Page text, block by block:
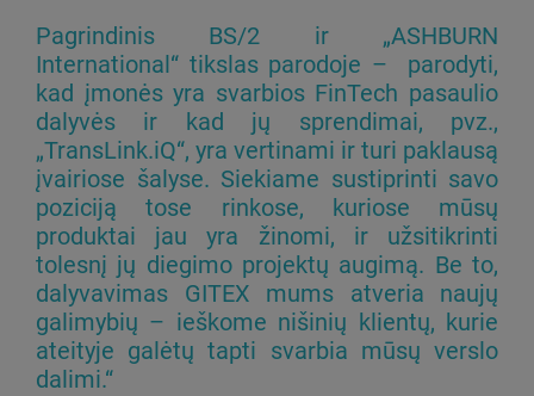
Pagrindinis BS/2 ir „ASHBURN
International“ tikslas parodoje – parodyti,
kad įmonės yra svarbios FinTech pasaulio
dalyvės ir kad jų sprendimai, pvz.,
„TransLink.iQ“, yra vertinami ir turi paklausą
įvairiose šalyse. Siekiame sustiprinti savo
poziciją tose rinkose, kuriose mūsų
produktai jau yra žinomi, ir užsitikrinti
tolesnį jų diegimo projektų augimą. Be to,
dalyvavimas GITEX mums atveria naujų
galimybių – ieškome nišinių klientų, kurie
ateityje galėtų tapti svarbia mūsų verslo
dalimi.“